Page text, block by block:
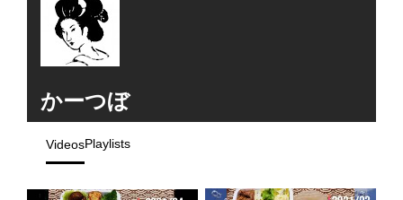
かーつぼ
VideosPlaylists